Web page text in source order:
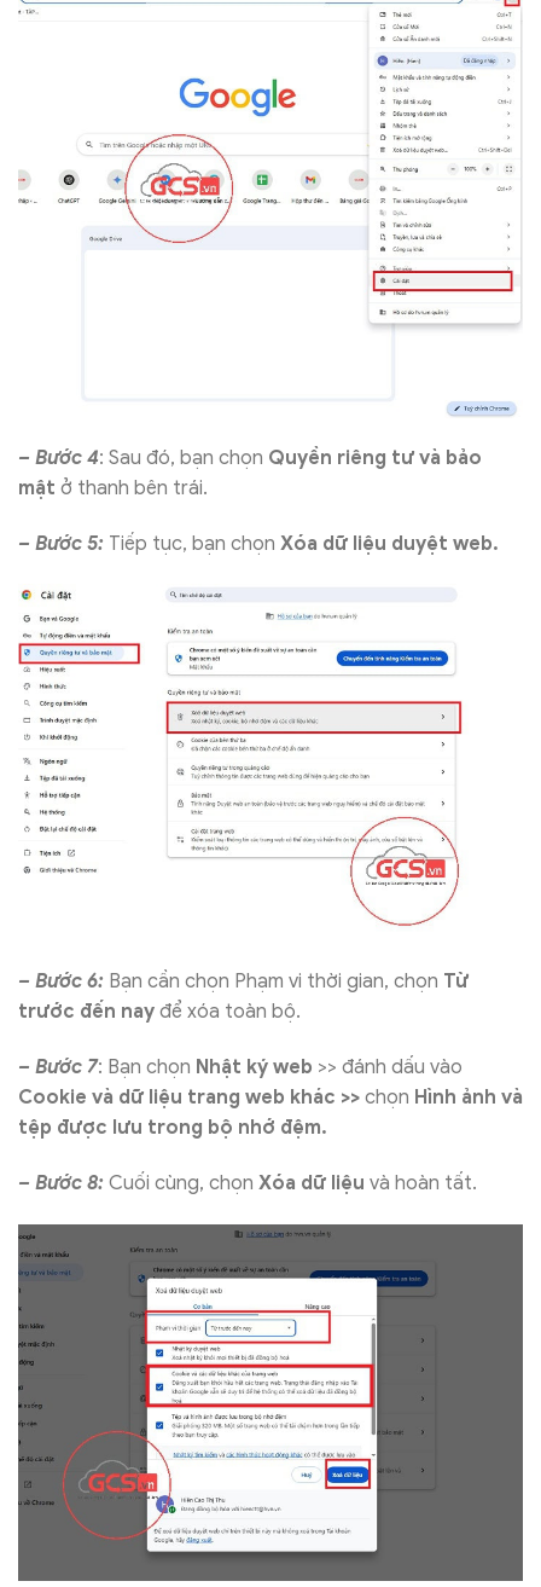
– Bước 4: Sau đó, bạn chọn Quyền riêng tư và bảo
mật ở thanh bên trái.
– Bước 5: Tiếp tục, bạn chọn Xóa dữ liệu duyệt web.
– Bước 6: Bạn cần chọn Phạm vi thời gian, chọn Từ
trước đến nay để xóa toàn bộ.
– Bước 7: Bạn chọn Nhật ký web >> đánh dấu vào
Cookie và dữ liệu trang web khác >> chọn Hình ảnh và
tệp được lưu trong bộ nhớ đệm.
– Bước 8: Cuối cùng, chọn Xóa dữ liệu và hoàn tất.